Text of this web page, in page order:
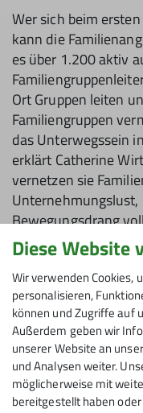
Wer sich beim
kann die
es über 1.200 aktiv
Ort Gruppen leiten
Familiengruppen
das Unterwegssein
erklärt Catherine
vernetzen sie
Bewegungsdrang
es in der Gruppe
einem vielfältigen
ermöglicht eine
Eintritt in
sowie einen
Bergen.
Diese Website
Wir verwenden Cookies,
personalisieren,
können und Zugriffe auf
Außerdem geben wir
unserer Website an
und Analysen weiter.
möglicherweise mit
bereitgestellt haben